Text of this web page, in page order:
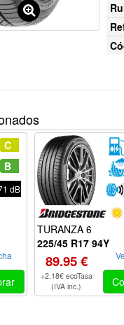
C
B
dB
TURANZA 6
225/45 R17 94Y
89.95 €
+2.18€ ecoTasa
(IVA inc.)